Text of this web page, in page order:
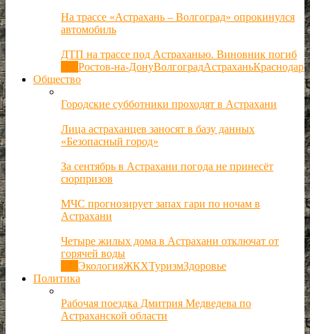
На трассе «Астрахань – Волгоград» опрокинулся
автомобиль
ДТП на трассе под Астраханью. Виновник погиб
Ростов-на-ДонуВолгоградАстраханьКраснодар
Общество
Городские субботники проходят в Астрахани
Лица астраханцев заносят в базу данных
«Безопасный город»
За сентябрь в Астрахани погода не принесёт
сюрпризов
МЧС прогнозирует запах гари по ночам в
Астрахани
Четыре жилых дома в Астрахани отключат от
горячей воды
ЭкологияЖКХТуризмЗдоровье
Политика
Рабочая поездка Дмитрия Медведева по
Астраханской области